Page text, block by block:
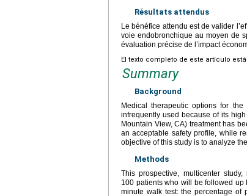
Résultats attendus
Le bénéfice attendu est de valider
voie endobronchique au moyen de
évaluation précise de l’impact
El texto completo de este artículo
Summary
Background
Medical therapeutic options for
infrequently used because of its
Mountain View, CA) treatment has
an acceptable safety profile, while
objective of this study is to analyze
Methods
This prospective, multicenter
100 patients who will be followed up
minute walk test: the percentage of